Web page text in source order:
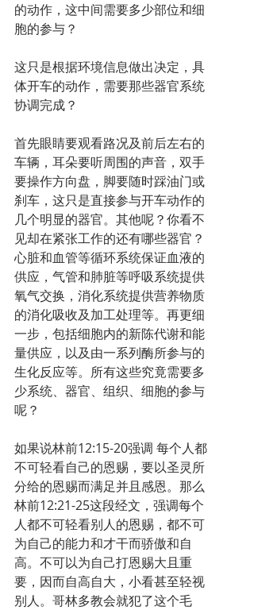
的动作，这中间需要多少部位和细
胞的参与？
这只是根据环境信息做出决定，具
体开车的动作，需要那些器官系统
协调完成？
首先眼睛要观看路况及前后左右的
车辆，耳朵要听周围的声音，双手
要操作方向盘，脚要随时踩油门或
刹车，这只是直接参与开车动作的
几个明显的器官。其他呢？你看不
见却在紧张工作的还有哪些器官？
心脏和血管等循环系统保证血液的
供应，气管和肺脏等呼吸系统提供
氧气交换，消化系统提供营养物质
的消化吸收及加工处理等。再更细
一步，包括细胞内的新陈代谢和能
量供应，以及由一系列酶所参与的
生化反应等。所有这些究竟需要多
少系统、器官、组织、细胞的参与
呢？
如果说林前12:15-20强调 每个人都
不可轻看自己的恩赐，要以圣灵所
分给的恩赐而满足并且感恩。那么
林前12:21-25这段经文，强调每个
人都不可轻看别人的恩赐，都不可
为自己的能力和才干而骄傲和自
高。不可以为自己打恩赐大且重
要，因而自高自大，小看甚至轻视
别人。哥林多教会就犯了这个毛